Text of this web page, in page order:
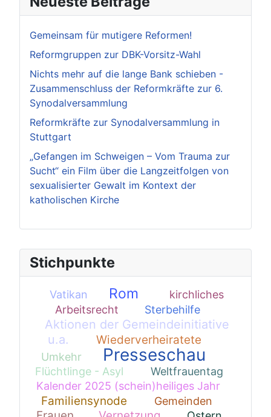
Stichpunkte
Vatikan Rom
kirchliches
Arbeitsrecht
Sterbehilfe
Aktionen der Gemeindeinitiative
u.a.
Wiederverheiratete
Umkehr Presseschau
Flüchtlinge - Asyl Weltfrauentag
Kalender 2025 (schein)heiliges Jahr
Familiensynode Gemeinden
Gemeinsam für mutigere Reformen!
Reformgruppen zur DBK-Vorsitz-Wahl
Nichts mehr auf die lange Bank schieben -
Zusammenschluss der Reformkräfte zur 6.
Synodalversammlung
Reformkräfte zur Synodalversammlung in
Stuttgart
„Gefangen im Schweigen – Vom Trauma zur
Sucht“ ein Film über die Langzeitfolgen von
sexualisierter Gewalt im Kontext der
katholischen Kirche